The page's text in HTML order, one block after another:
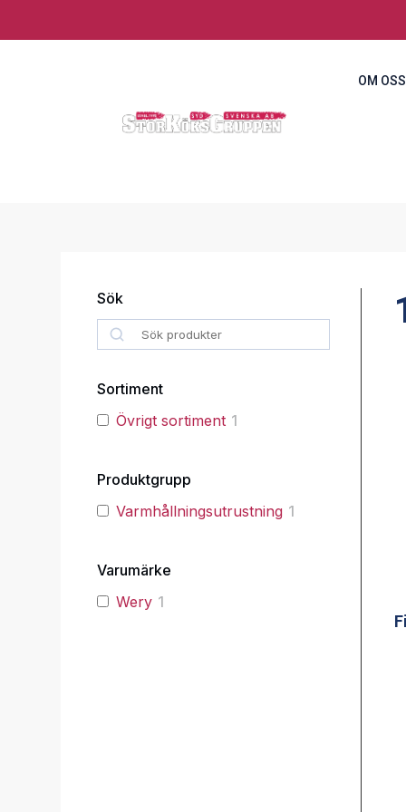
OM OSS
Sök
Search
Sortiment
Övrigt sortiment 1
Produktgrupp
Varmhållningsutrustning 1
Varumärke
Wery 1